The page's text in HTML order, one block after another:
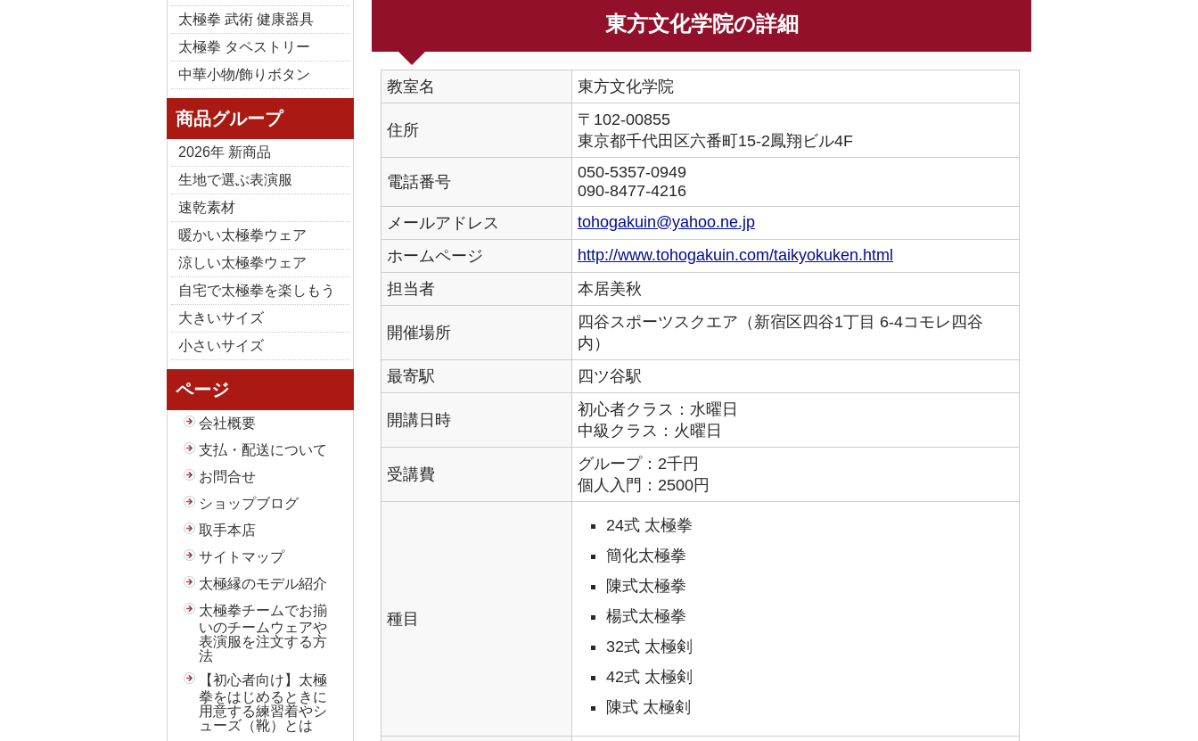
太極拳 武術 健康器具
太極拳 タペストリー
中華小物/飾りボタン
商品グループ
2026年 新商品
生地で選ぶ表演服
速乾素材
暖かい太極拳ウェア
涼しい太極拳ウェア
自宅で太極拳を楽しもう
大きいサイズ
小さいサイズ
ページ
会社概要
支払・配送について
お問合せ
ショップブログ
取手本店
サイトマップ
太極縁のモデル紹介
太極拳チームでお揃
いのチームウェアや
表演服を注文する方
法
【初心者向け】太極
拳をはじめるときに
用意する練習着やシ
ューズ（靴）とは
東方文化学院の詳細
教室名 東方文化学院
住所
〒102-00855
東京都千代田区六番町15-2鳳翔ビル4F
電話番号
050-5357-0949
090-8477-4216
メールアドレス
tohogakuin@yahoo.ne.jp
ホームページ
http://www.tohogakuin.com/taikyokuken.html
担当者
本居美秋
開催場所
四谷スポーツスクエア（新宿区四谷1丁目 6‐4コモレ四谷
内）
最寄駅
四ツ谷駅
開講日時
初心者クラス：水曜日
中級クラス：火曜日
受講費
グループ：2千円
個人入門：2500円
種目
24式 太極拳
簡化太極拳
陳式太極拳
楊式太極拳
32式 太極剣
42式 太極剣
陳式 太極剣